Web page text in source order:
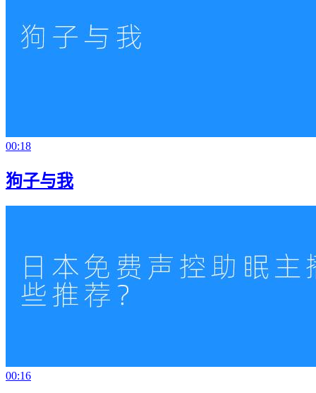
00:18
狗子与我
00:16